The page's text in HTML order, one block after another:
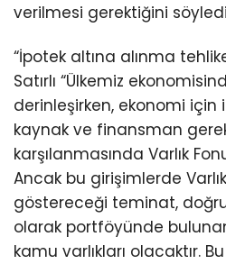
verilmesi gerektiğini
“İpotek altına alınma
Satırlı “Ülkemiz
derinleşirken, ekonomi
kaynak ve finansman
karşılanmasında Varlık
Ancak bu girişimlerde
göstereceği teminat,
olarak portföyünde
kamu varlıkları olacaktır.